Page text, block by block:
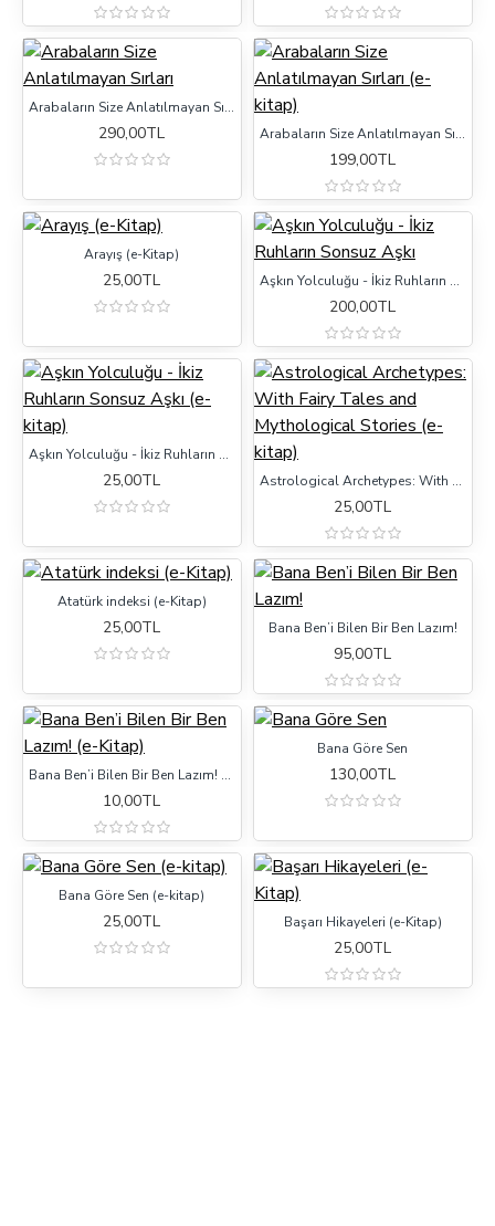
Arabaların Size Anlatılmayan Sırları
290,00TL Arabaların Size Anlatılmayan Sırları (e-kitap)
199,00TL
Arayış (e-Kitap)
25,00TL Aşkın Yolculuğu - İkiz Ruhların Sonsuz Aşkı
200,00TL
Aşkın Yolculuğu - İkiz Ruhların Sonsuz Aşkı (e-kitap)
25,00TL Astrological Archetypes: With Fairy Tales and Mythological Stories (e-kitap)
25,00TL
Atatürk indeksi (e-Kitap)
25,00TL Bana Ben’i Bilen Bir Ben Lazım!
95,00TL
Bana Ben’i Bilen Bir Ben Lazım! (e-Kitap)
10,00TL
Bana Göre Sen
130,00TL
Bana Göre Sen (e-kitap)
25,00TL Başarı Hikayeleri (e-Kitap)
25,00TL